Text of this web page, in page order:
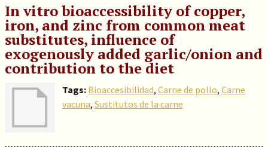
In vitro bioaccessibility of copper,
iron, and zinc from common meat
substitutes, influence of
exogenously added garlic/onion and
contribution to the diet
Tags: Bioaccesibilidad, Carne de pollo, Carne
vacuna, Sustitutos de la carne